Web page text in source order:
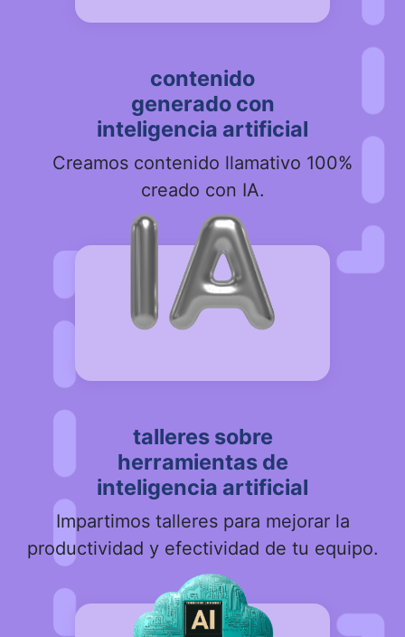
contenido
generado con
inteligencia artificial
Creamos contenido llamativo 100%
creado con IA.
talleres sobre
herramientas de
inteligencia artificial
Impartimos talleres para mejorar la
productividad y efectividad de tu equipo.